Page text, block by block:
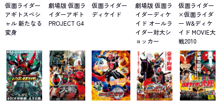
仮面ライダー
アギトスペシ
ャル 新たなる
変身
劇場版 仮面ラ
イダーアギト
PROJECT G4
仮面ライダー
ディケイド
劇場版 仮面ラ
イダーディケ
イド オールラ
イダー対大シ
ョッカー
仮面ライダー
×仮面ライダ
ー W&ディケ
イド MOVIE大
戦2010